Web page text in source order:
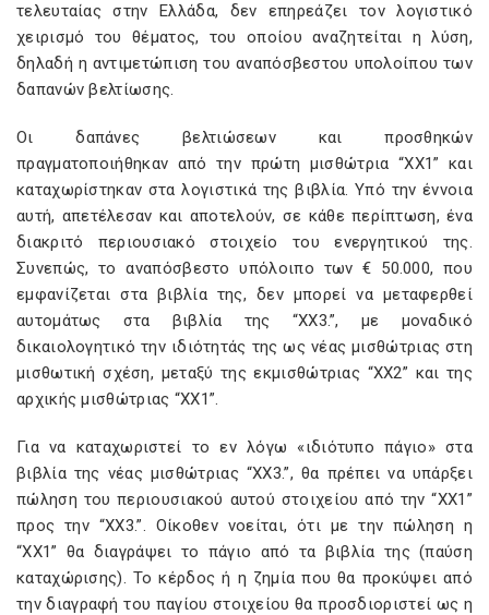
τελευταίας στην Ελλάδα, δεν επηρεάζει τον λογιστικό
χειρισμό του θέματος, του οποίου αναζητείται η λύση,
δηλαδή η αντιμετώπιση του αναπόσβεστου υπολοίπου των
δαπανών βελτίωσης.
Οι δαπάνες βελτιώσεων και προσθηκών
πραγματοποιήθηκαν από την πρώτη μισθώτρια “XX1” και
καταχωρίστηκαν στα λογιστικά της βιβλία. Υπό την έννοια
αυτή, απετέλεσαν και αποτελούν, σε κάθε περίπτωση, ένα
διακριτό περιουσιακό στοιχείο του ενεργητικού της.
Συνεπώς, το αναπόσβεστο υπόλοιπο των € 50.000, που
εμφανίζεται στα βιβλία της, δεν μπορεί να μεταφερθεί
αυτομάτως στα βιβλία της “XX3.”, με μοναδικό
δικαιολογητικό την ιδιότητάς της ως νέας μισθώτριας στη
μισθωτική σχέση, μεταξύ της εκμισθώτριας “XX2” και της
αρχικής μισθώτριας “XX1”.
Για να καταχωριστεί το εν λόγω «ιδιότυπο πάγιο» στα
βιβλία της νέας μισθώτριας “XX3.”, θα πρέπει να υπάρξει
πώληση του περιουσιακού αυτού στοιχείου από την “XX1”
προς την “XX3.”. Οίκοθεν νοείται, ότι με την πώληση η
“XX1” θα διαγράψει το πάγιο από τα βιβλία της (παύση
καταχώρισης). Το κέρδος ή η ζημία που θα προκύψει από
την διαγραφή του παγίου στοιχείου θα προσδιοριστεί ως η